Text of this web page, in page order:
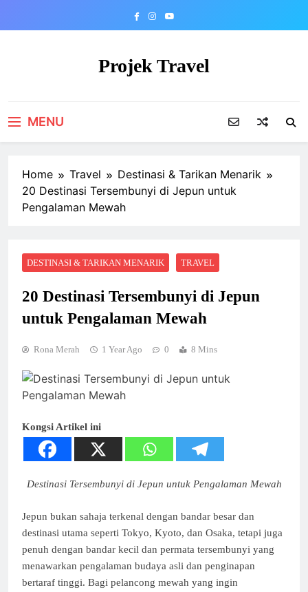
Projek Travel
MENU
Home Travel
Destinasi & Tarikan Menarik
20 Destinasi Tersembunyi di Jepun untuk
Pengalaman Mewah
DESTINASI & TARIKAN MENARIK TRAVEL
20 Destinasi Tersembunyi di Jepun
untuk Pengalaman Mewah
Rona Merah 1 Year Ago 0 8 Mins
Kongsi Artikel ini
Destinasi Tersembunyi di Jepun untuk Pengalaman Mewah
Jepun bukan sahaja terkenal dengan bandar besar dan
destinasi utama seperti Tokyo, Kyoto, dan Osaka, tetapi juga
penuh dengan bandar kecil dan permata tersembunyi yang
menawarkan pengalaman budaya asli dan penginapan
bertaraf tinggi. Bagi pelancong mewah yang ingin